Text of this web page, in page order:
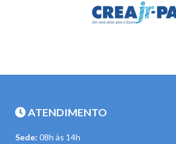
ATENDIMENTO
Sede: 08h às 14h